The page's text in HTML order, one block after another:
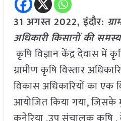
31 अगस्त 2022, इंदौर:
अधिकारी किसानों की
कृषि विज्ञान केंद्र देवास में
ग्रामीण कृषि विस्तार
विकास अधिकारियों का एक
आयोजित किया गया, जिसके